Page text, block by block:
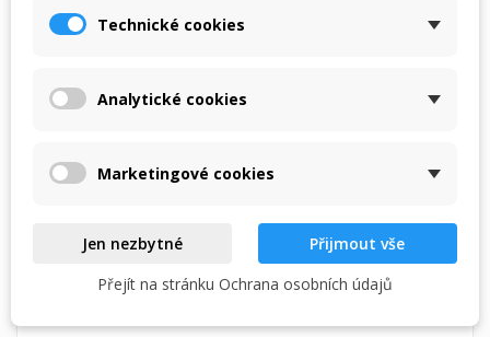
při objednání nad Kč 1.500,-
Pánský holový ,velmi elegantní automatický deštník s
dřevěnou rukojetí ,pod rukojetí je kovový kroužek s
add_circle_outline Vytvořit nový seznam
Zrušit Vytvořit seznam přání
Technické cookies
Analytické cookies
Marketingové cookies
Jen nezbytné
Přijmout vše
Přejít na stránku Ochrana osobních údajů